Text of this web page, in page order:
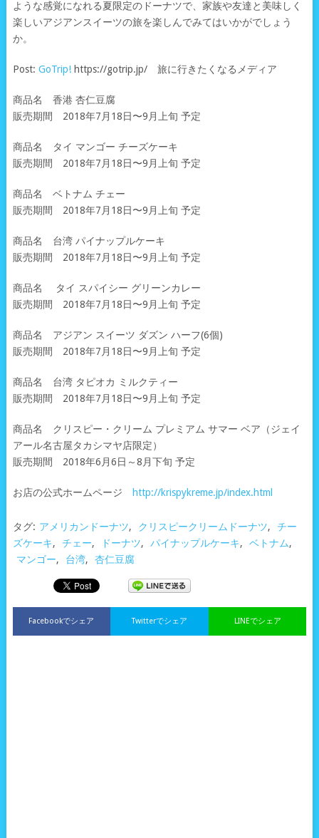
ような感覚になれる夏限定のドーナツで、家族や友達と美味しく
楽しいアジアンスイーツの旅を楽しんでみてはいかがでしょう
か。
Post: GoTrip!https://gotrip.jp/ 旅に行きたくなるメディア
商品名 香港 杏仁豆腐
販売期間 2018年7月18日〜9月上旬 予定
商品名 タイ マンゴー チーズケーキ
販売期間 2018年7月18日〜9月上旬 予定
商品名 ベトナム チェー
販売期間 2018年7月18日〜9月上旬 予定
商品名 台湾 パイナップルケーキ
販売期間 2018年7月18日〜9月上旬 予定
商品名 タイ スパイシー グリーンカレー
販売期間 2018年7月18日〜9月上旬 予定
商品名 アジアン スイーツ ダズン ハーフ(6個)
販売期間 2018年7月18日〜9月上旬 予定
商品名 台湾 タピオカ ミルクティー
販売期間 2018年7月18日〜9月上旬 予定
商品名 クリスピー・クリーム プレミアム サマー ベア（ジェイ
アール名古屋タカシマヤ店限定）
販売期間 2018年6月6日～8月下旬 予定
お店の公式ホームページ http://krispykreme.jp/index.html
タグ: アメリカンドーナツ, クリスピークリームドーナツ,
チー
ズケーキ, チェー, ドーナツ, パイナップルケーキ, ベトナム,
マンゴー, 台湾, 杏仁豆腐
Facebookでシェア LINEでシェア
Twitterでシェア